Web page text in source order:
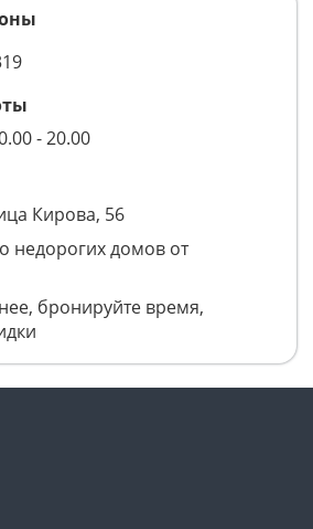
- 20.00
Кирова, 56
недорогих домов от
бронируйте время,